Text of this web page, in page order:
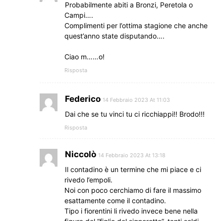
Probabilmente abiti a Bronzi, Peretola o
Campi….
Complimenti per l’ottima stagione che anche
quest’anno state disputando….
Ciao m……o!
Risposta
Federico 14 Febbraio 2023 At 11:03
Dai che se tu vinci tu ci ricchiappi!! Brodo!!!
Risposta
Niccolò 14 Febbraio 2023 At 13:18
Il contadino è un termine che mi piace e ci
rivedo l’empoli.
Noi con poco cerchiamo di fare il massimo
esattamente come il contadino.
Tipo i fiorentini li rivedo invece bene nella